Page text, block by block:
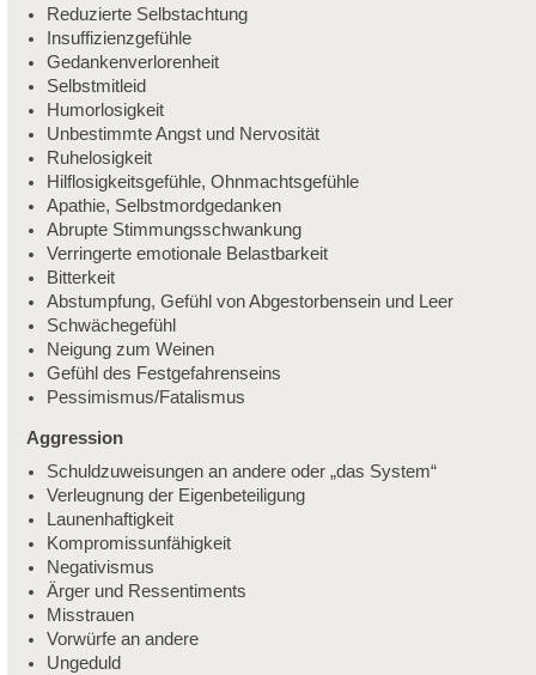
Reduzierte Selbstachtung
Insuffizienzgefühle
Gedankenverlorenheit
Selbstmitleid
Humorlosigkeit
Unbestimmte Angst und Nervosität
Ruhelosigkeit
Hilflosigkeitsgefühle, Ohnmachtsgefühle
Apathie, Selbstmordgedanken
Abrupte Stimmungsschwankung
Verringerte emotionale Belastbarkeit
Bitterkeit
Abstumpfung, Gefühl von Abgestorbensein und Leer
Schwächegefühl
Neigung zum Weinen
Gefühl des Festgefahrenseins
Pessimismus/Fatalismus
Aggression
Schuldzuweisungen an andere oder „das System“
Verleugnung der Eigenbeteiligung
Launenhaftigkeit
Kompromissunfähigkeit
Negativismus
Ärger und Ressentiments
Misstrauen
Vorwürfe an andere
Ungeduld